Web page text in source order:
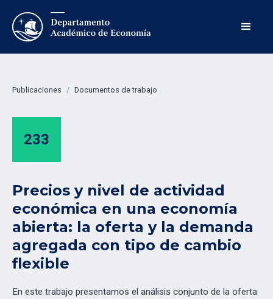
Publicaciones / Documentos de trabajo
233
Precios y nivel de actividad
económica en una economía
abierta: la oferta y la demanda
agregada con tipo de cambio
flexible
En este trabajo presentamos el análisis conjunto de la oferta